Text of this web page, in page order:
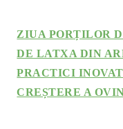
ZIUA PORȚILOR
DE LATXA DIN
PRACTICI
CREȘTERE A